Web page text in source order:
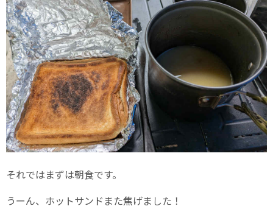
それではまずは朝食です。
うーん、ホットサンドまた焦げました！